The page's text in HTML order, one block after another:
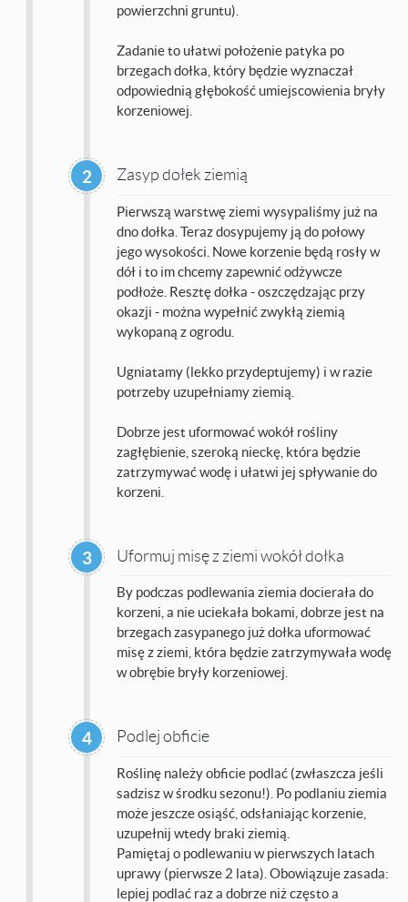
powierzchni gruntu).
Zadanie to ułatwi położenie patyka po
brzegach dołka, który będzie wyznaczał
odpowiednią głębokość umiejscowienia bryły
korzeniowej.
2 Zasyp dołek ziemią
Pierwszą warstwę ziemi wysypaliśmy już na
dno dołka. Teraz dosypujemy ją do połowy
jego wysokości. Nowe korzenie będą rosły w
dół i to im chcemy zapewnić odżywcze
podłoże. Resztę dołka - oszczędzając przy
okazji - można wypełnić zwykłą ziemią
wykopaną z ogrodu.
Ugniatamy (lekko przydeptujemy) i w razie
potrzeby uzupełniamy ziemią.
Dobrze jest uformować wokół rośliny
zagłębienie, szeroką nieckę, która będzie
zatrzymywać wodę i ułatwi jej spływanie do
korzeni.
3 Uformuj misę z ziemi wokół dołka
By podczas podlewania ziemia docierała do
korzeni, a nie uciekała bokami, dobrze jest na
brzegach zasypanego już dołka uformować
misę z ziemi, która będzie zatrzymywała wodę
w obrębie bryły korzeniowej.
4 Podlej obficie
Roślinę należy obficie podlać (zwłaszcza jeśli
sadzisz w środku sezonu!). Po podlaniu ziemia
może jeszcze osiąść, odsłaniając korzenie,
uzupełnij wtedy braki ziemią.
Pamiętaj o podlewaniu w pierwszych latach
uprawy (pierwsze 2 lata). Obowiązuje zasada:
lepiej podlać raz a dobrze niż często a